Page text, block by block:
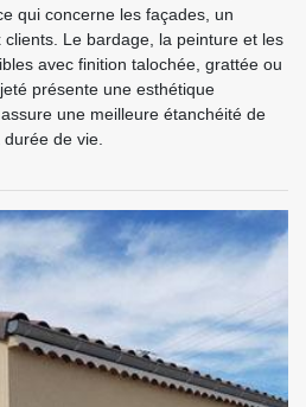
qui concerne les façades, un
clients. Le bardage, la peinture et les
avec finition talochée, grattée ou
présente une esthétique
une meilleure étanchéité de
de vie.